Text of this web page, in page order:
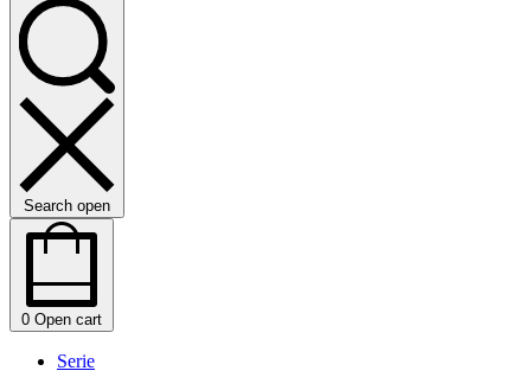
Search open
0 Open cart
Serie